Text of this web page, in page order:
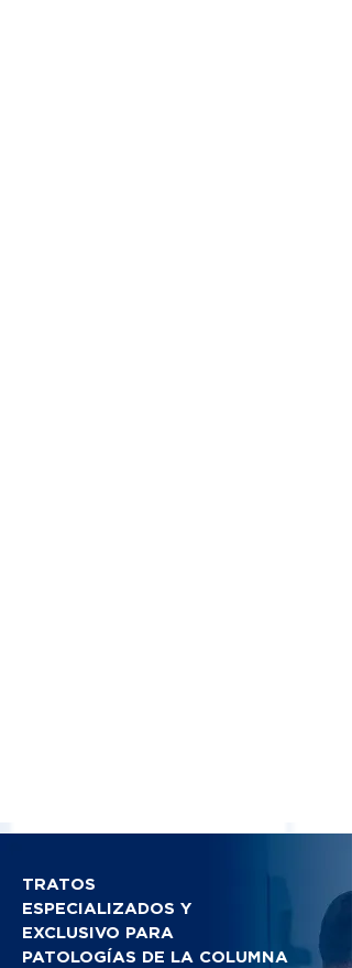
TRATOS
ESPECIALIZADOS Y
EXCLUSIVO PARA
PATOLOGÍAS DE LA COLUMNA